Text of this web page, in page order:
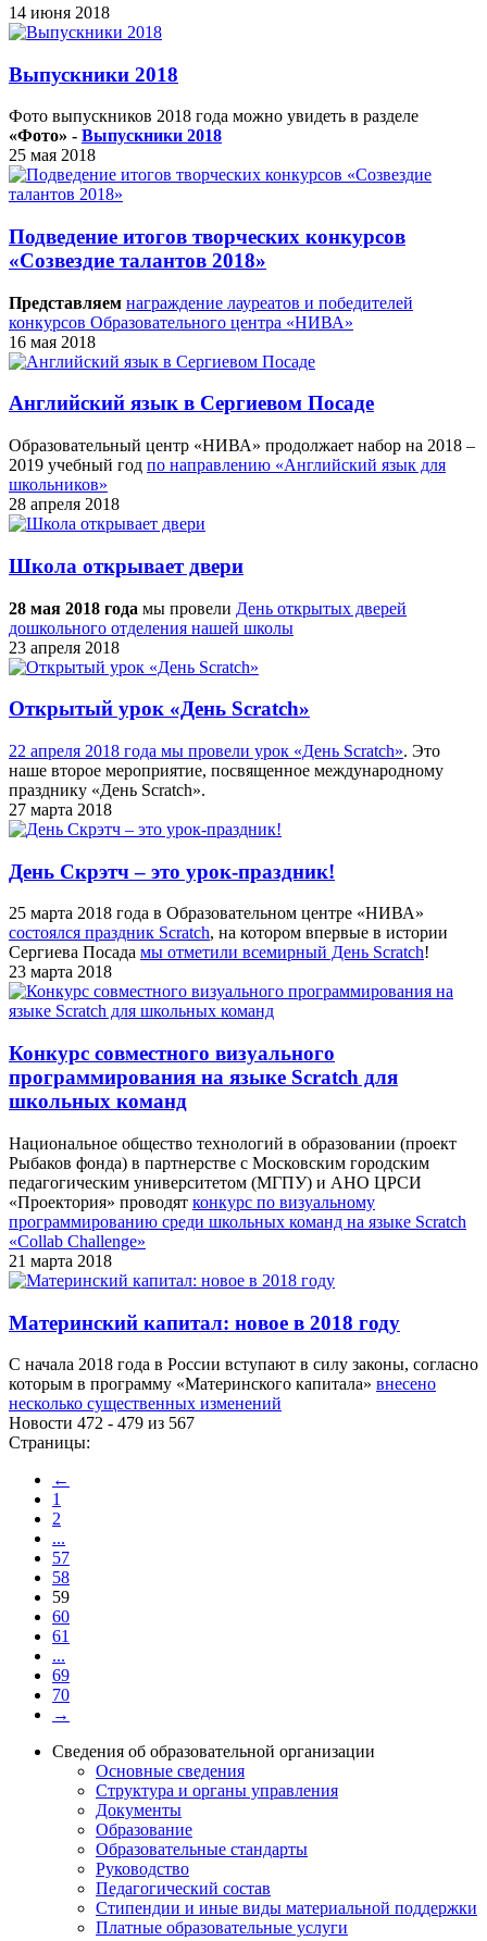
14 июня 2018
Выпускники 2018
Фото выпускников 2018 года можно увидеть в разделе
«Фото» - Выпускники 2018
25 мая 2018
Подведение итогов творческих конкурсов
«Созвездие талантов 2018»
Представляем награждение лауреатов и победителей
конкурсов Образовательного центра «НИВА»
16 мая 2018
Английский язык в Сергиевом Посаде
Образовательный центр «НИВА» продолжает набор на 2018 –
2019 учебный год по направлению «Английский язык для
школьников»
28 апреля 2018
Школа открывает двери
28 мая 2018 года мы провели День открытых дверей
дошкольного отделения нашей школы
23 апреля 2018
Открытый урок «День Scratch»
22 апреля 2018 года мы провели урок «День Scratch». Это
наше второе мероприятие, посвященное международному
празднику «День Scratch».
27 марта 2018
День Скрэтч – это урок-праздник!
25 марта 2018 года в Образовательном центре «НИВА»
состоялся праздник Scratch, на котором впервые в истории
Сергиева Посада мы отметили всемирный День Scratch!
23 марта 2018
Конкурс совместного визуального
программирования на языке Scratch для
школьных команд
Национальное общество технологий в образовании (проект
Рыбаков фонда) в партнерстве с Московским городским
педагогическим университетом (МГПУ) и АНО ЦРСИ
«Проектория» проводят конкурс по визуальному
программированию среди школьных команд на языке Scratch
«Collab Challenge»
21 марта 2018
Материнский капитал: новое в 2018 году
С начала 2018 года в России вступают в силу законы, согласно
которым в программу «Материнского капитала» внесено
несколько существенных изменений
Новости 472 - 479 из 567
Страницы:
←
1
2
...
57
58
59
60
61
...
69
70
→
Сведения об образовательной организации
Основные сведения
Структура и органы управления
Документы
Образование
Образовательные стандарты
Руководство
Педагогический состав
Стипендии и иные виды материальной поддержки
Платные образовательные услуги